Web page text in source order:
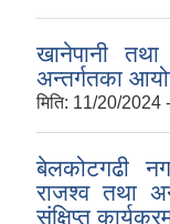
खानेपानी
अन्तर्गतका
मिति: 11/20/2024
बेलकोटगढी
राजश्व तथा
संक्षिप्त